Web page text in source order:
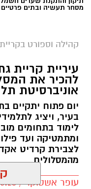
מסחר תעשיה ובתים
קהילה וספורט
עיריית קריית
להכיר את
אוניברסיטת
יום פתוח יתקיים
בעיר, ויציג
לימוד בתחומים
ומתמטיקה ועד
לצבירת קרדיט
מהמסלולים
עופר אשטוקר / 10:23 06.08.26